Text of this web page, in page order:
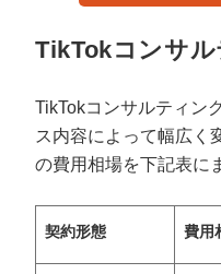
TikTokコンサ
TikTokコンサルティン
ス内容によって幅広く
の費用相場を下記表に
契約形態 費用